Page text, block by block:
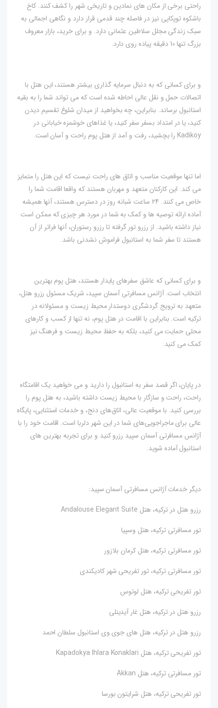
راحتی برخی از مکان های نمادین و تاریخی شهر را کشف کنند. کاخ
باشکوه توپکاپی نیز در فاصله چند قدمی قرار دارد و نگاهی اجمالی به
سبک زندگی مجلل سلاطین عثمانی دارد. و برای خرید، بازار معروف
بزرگ تنها 10 دقیقه پیاده روی دارد.
و برای کسانی که به دنبال سرمایه گذاری بیشتر هستند، این هتل با
اتصالات حمل و نقل عالی احاطه شده است که می تواند شما را به بقیه
استانبول برساند. بنابراین، چه بخواهید از میدان شلوغ تقسیم دیدن
کنید، یا در امتداد بسفر سفر کنید، یا غذاهای خوشمزه خیابانی در
Kadikoy را بچشید، رفت و آمد از هتل پوم راحت و آسان است.
اما تنها موقعیت مناسب و اتاق های راحت نیست که این هتل را متمایز
می کند. این کارکنان متعهد و مهربان هستند که واقعا اقامت شما را
خاص می کنند. 24 ساعت شبانه روز در دسترس هستند، آنها همیشه
آماده ارائه توصیه ها و کمک به شما در مورد هر چیزی که ممکن است
نیاز داشته باشید. از رزرو تور گرفته تا رزرو رستوران، آنها فراتر از آن
هستند تا سفر شما به استانبول فراموش نشدنی باشد.
و برای کسانی که عاشق سفرهای پایدار هستند، هتل پوم بهترین
انتخاب است. آژانس مسافرتی آسمان سپید، شریک مسئول رزرو هتل،
متعهد به ترویج گردشگری دوستدار محیط زیست و مسئولانه در
ترکیه است. بنابراین با اقامت در هتل پوم، نه تنها از کسب و کارهای
محلی حمایت می کنید، بلکه به حفظ محیط زیست و فرهنگ نیز
کمک می کنید.
در پایان، اگر قصد سفر به استانبول را دارید و می خواهید یک اقامتگاه
راحت، راحت و سازگار با محیط زیست داشته باشید، به هتل پوم را
بررسی کنید. با موقعیت عالی، اتاق‌های دنج، و خدمات استثنایی، پایگاه
عالی برای ماجراجویی‌های شما در این شهر دلربا است. اقامت خود را با
آژانس مسافرتی آسمان سپید رزرو کنید و برای تجربه بهترین های
استانبول آماده شوید.
دیگر خدمات آژانس مسافرتی آسمان سپید:
رزرو هتل در ترکیه، هتل Andalouse Elegant Suite
تور مسافرتی ترکیه، هتل وسپیا
تور مسافرتی ترکیه، هتل کرمان بلازور
تور مسافرتی ترکیه، تور تفریحی شهر کادیکندی
تور تفریحی ترکیه، هتل لوتوس
رزرو هتل در ترکیه، هتل غار آیدینلی
رزرو هتل در ترکیه، هتل های جوی وی استانبول سلطان احمد
تور تفریحی ترکیه، هتل Kapadokya Ihlara Konaklari
تور مسافرتی ترکیه، هتل Akkan
تور تفریحی ترکیه، هتل شرایتون بورسا